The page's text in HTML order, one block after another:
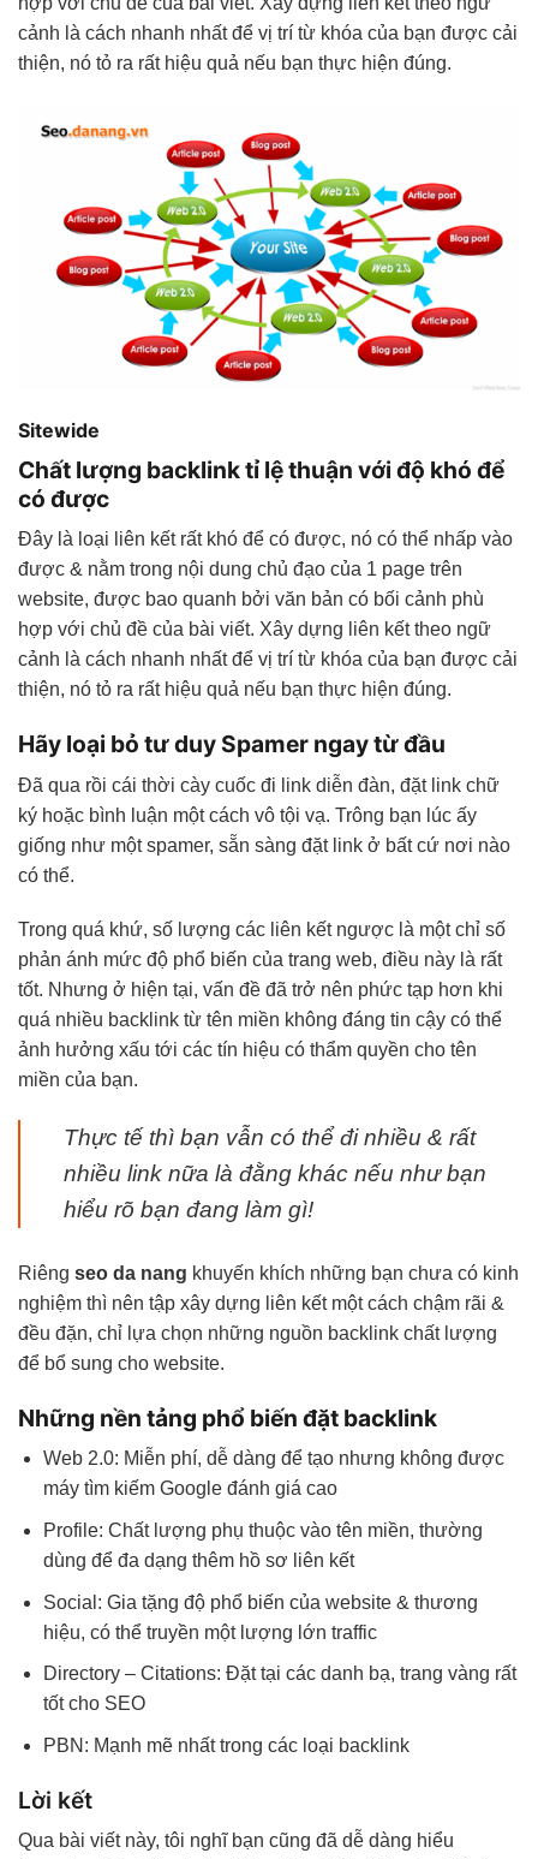
cảnh là cách nhanh nhất để vị trí từ khóa của bạn được cải
thiện, nó tỏ ra rất hiệu quả nếu bạn thực hiện đúng.
Sitewide
Chất lượng backlink tỉ lệ thuận với độ khó để
có được
Đây là loại liên kết rất khó để có được, nó có thể nhấp vào
được & nằm trong nội dung chủ đạo của 1 page trên
website, được bao quanh bởi văn bản có bối cảnh phù
hợp với chủ đề của bài viết. Xây dựng liên kết theo ngữ
cảnh là cách nhanh nhất để vị trí từ khóa của bạn được cải
thiện, nó tỏ ra rất hiệu quả nếu bạn thực hiện đúng.
Hãy loại bỏ tư duy Spamer ngay từ đầu
Đã qua rồi cái thời cày cuốc đi link diễn đàn, đặt link chữ
ký hoặc bình luận một cách vô tội vạ. Trông bạn lúc ấy
giống như một spamer, sẵn sàng đặt link ở bất cứ nơi nào
có thể.
Trong quá khứ, số lượng các liên kết ngược là một chỉ số
phản ánh mức độ phổ biến của trang web, điều này là rất
tốt. Nhưng ở hiện tại, vấn đề đã trở nên phức tạp hơn khi
quá nhiều backlink từ tên miền không đáng tin cậy có thể
ảnh hưởng xấu tới các tín hiệu có thẩm quyền cho tên
miền của bạn.
Thực tế thì bạn vẫn có thể đi nhiều & rất
nhiều link nữa là đằng khác nếu như bạn
hiểu rõ bạn đang làm gì!
Riêng seo da nang khuyến khích những bạn chưa có kinh
nghiệm thì nên tập xây dựng liên kết một cách chậm rãi &
đều đặn, chỉ lựa chọn những nguồn backlink chất lượng
để bổ sung cho website.
Những nền tảng phổ biến đặt backlink
Web 2.0: Miễn phí, dễ dàng để tạo nhưng không được
máy tìm kiếm Google đánh giá cao
Profile: Chất lượng phụ thuộc vào tên miền, thường
dùng để đa dạng thêm hồ sơ liên kết
Social: Gia tặng độ phổ biến của website & thương
hiệu, có thể truyền một lượng lớn traffic
Directory – Citations: Đặt tại các danh bạ, trang vàng rất
tốt cho SEO
PBN: Mạnh mẽ nhất trong các loại backlink
Lời kết
Qua bài viết này, tôi nghĩ bạn cũng đã dễ dàng hiểu